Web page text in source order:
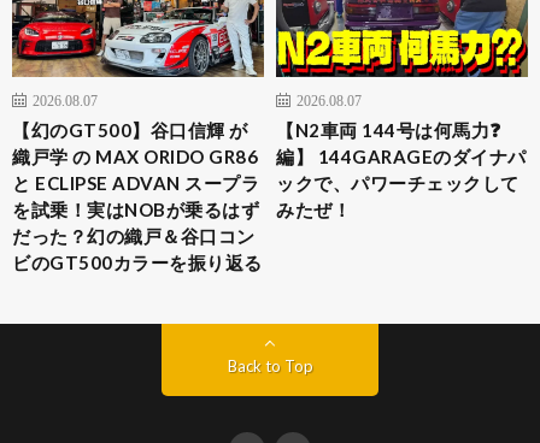
2026.08.07
【幻のGT500】谷口信輝 が
織戸学 の MAX ORIDO GR86
と ECLIPSE ADVAN スープラ
を試乗！実はNOBが乗るはず
だった？幻の織戸＆谷口コン
ビのGT500カラーを振り返る
2026.08.07
【N2車両 144号は何馬力❓
編】 144GARAGEのダイナパ
ックで、パワーチェックして
みたぜ！
Back to Top